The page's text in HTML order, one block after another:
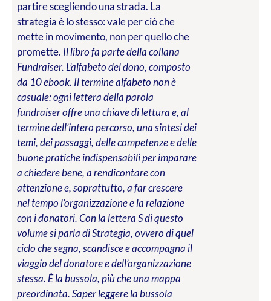
partire scegliendo una strada. La
strategia è lo stesso: vale per ciò che
mette in movimento, non per quello che
promette. Il libro fa parte della collana
Fundraiser. L’alfabeto del dono, composto
da 10 ebook. Il termine alfabeto non è
casuale: ogni lettera della parola
fundraiser offre una chiave di lettura e, al
termine dell’intero percorso, una sintesi dei
temi, dei passaggi, delle competenze e delle
buone pratiche indispensabili per imparare
a chiedere bene, a rendicontare con
attenzione e, soprattutto, a far crescere
nel tempo l’organizzazione e la relazione
con i donatori. Con la lettera S di questo
volume si parla di Strategia, ovvero di quel
ciclo che segna, scandisce e accompagna il
viaggio del donatore e dell’organizzazione
stessa. È la bussola, più che una mappa
preordinata. Saper leggere la bussola